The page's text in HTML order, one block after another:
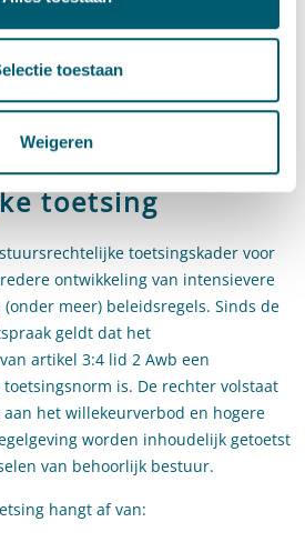
toestaan
Weigeren
2023over de ruimte van de rechter
past in de
intensivering van
toetsing
toetsingskader voor
ontwikkeling van intensievere
meer) beleidsregels. Sinds de
geldt dat het
artikel 3:4 lid 2 Awb een
is. De rechter volstaat
het willekeurverbod en hogere
worden inhoudelijk getoetst
van behoorlijk bestuur.
hangt af van: